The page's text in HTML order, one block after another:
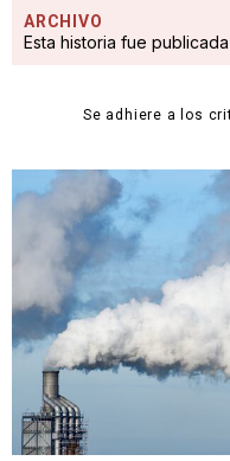
ARCHIVO
Esta historia fue
Se adhiere a los